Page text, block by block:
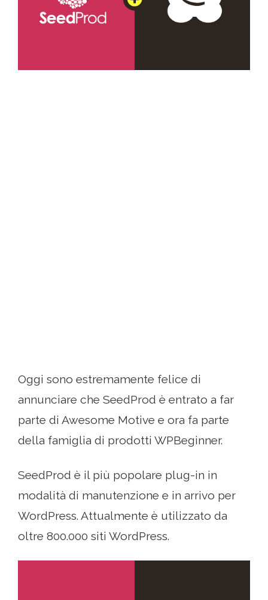
Oggi sono estremamente felice di
annunciare che SeedProd è entrato a far
parte di Awesome Motive e ora fa parte
della famiglia di prodotti WPBeginner.
SeedProd è il più popolare plug-in in
modalità di manutenzione e in arrivo per
WordPress. Attualmente è utilizzato da
oltre 800.000 siti WordPress.